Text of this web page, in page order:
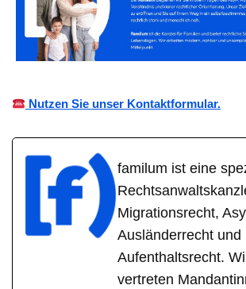
Nutzen Sie unser Kontaktformular.
familum ist eine
Migrationsrecht,
Ausländerrecht und
Aufenthaltsrecht.
vertreten